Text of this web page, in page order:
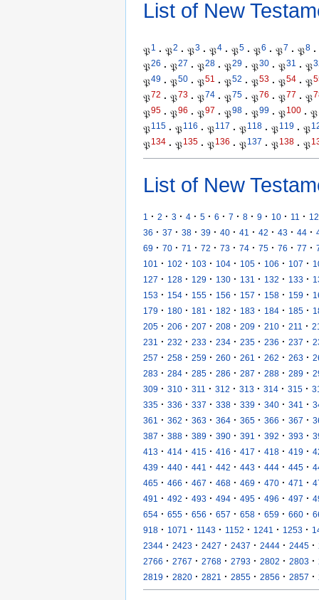
List of New
𝔓1 · 𝔓2 · 𝔓3 · 𝔓4 · 𝔓5 · 𝔓6 · 𝔓7 · 𝔓8 ·
𝔓26 · 𝔓27 · 𝔓28 · 𝔓29 · 𝔓30 · 𝔓31 · 𝔓
𝔓49 · 𝔓50 · 𝔓51 · 𝔓52 · 𝔓53 · 𝔓54 · 𝔓
𝔓72 · 𝔓73 · 𝔓74 · 𝔓75 · 𝔓76 · 𝔓77 · 𝔓
𝔓95 · 𝔓96 · 𝔓97 · 𝔓98 · 𝔓99 · 𝔓100 · 𝔓
𝔓115 · 𝔓116 · 𝔓117 · 𝔓118 · 𝔓119 · 𝔓
𝔓134 · 𝔓135 · 𝔓136 · 𝔓137 · 𝔓138 · 𝔓
List of New
1 · 2 · 3 · 4 · 5 · 6 · 7 · 8 · 9 · 10 · 11 · 12
36 · 37 · 38 · 39 · 40 · 41 · 42 · 43 · 44 ·
69 · 70 · 71 · 72 · 73 · 74 · 75 · 76 · 77 ·
101
· 102 · 103 · 104 · 105 · 106 · 107 ·
127 · 128 · 129 · 130 · 131 · 132 · 133 ·
153 · 154 · 155 · 156 · 157 · 158 · 159 ·
179 · 180 · 181 · 182 · 183 · 184 · 185 ·
205 · 206 · 207 · 208 · 209 · 210 · 211 ·
231
· 232 · 233 · 234 · 235 · 236 · 237 ·
257 · 258 · 259 · 260 · 261 · 262 · 263 ·
283 · 284 · 285 · 286 · 287 · 288 · 289 ·
309 · 310 · 311 · 312 · 313 · 314 · 315 ·
335 · 336 · 337 · 338 · 339 · 340 · 341 ·
361
· 362 · 363 · 364 · 365 · 366 · 367 ·
387 · 388 · 389 · 390 · 391 · 392 · 393 ·
413 · 414 · 415 · 416 · 417 · 418 · 419 ·
439 · 440 · 441 · 442 · 443 · 444 · 445 ·
465 · 466 · 467 · 468 · 469 · 470 · 471 ·
491
· 492 · 493 · 494 · 495 · 496 · 497 ·
654 · 655 · 656 · 657 · 658 · 659 · 660 ·
918 · 1071 · 1143 · 1152 · 1241 · 1253 ·
2344 · 2423 · 2427 · 2437 · 2444 · 2445 ·
2766 · 2767 · 2768 · 2793 · 2802 · 2803 ·
2819 · 2820 · 2821 · 2855 · 2856 · 2857 ·